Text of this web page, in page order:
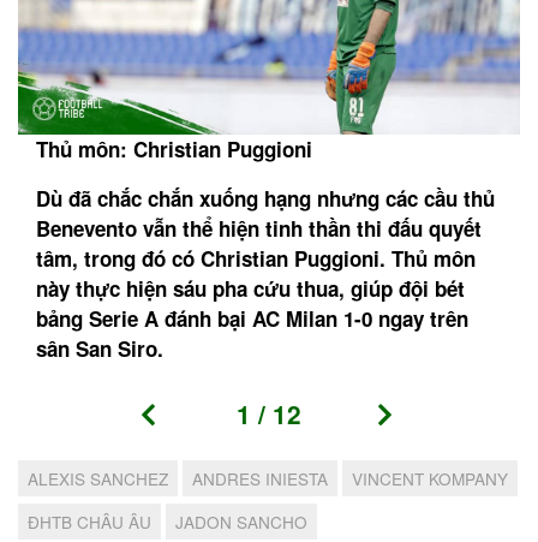
Thủ môn: Christian Puggioni
Dù đã chắc chắn xuống hạng nhưng các cầu thủ
Benevento vẫn thể hiện tinh thần thi đấu quyết
tâm, trong đó có Christian Puggioni. Thủ môn
này thực hiện sáu pha cứu thua, giúp đội bét
bảng Serie A đánh bại AC Milan 1-0 ngay trên
sân San Siro.
1 / 12
ALEXIS SANCHEZ ANDRES INIESTA
VINCENT KOMPANY
ĐHTB CHÂU ÂU
JADON SANCHO